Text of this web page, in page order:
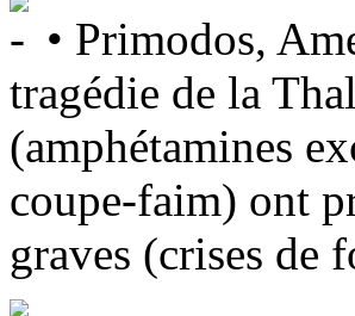
• Primodos,
tragédie de la
(amphétamines
coupe-faim) ont
graves (crises de